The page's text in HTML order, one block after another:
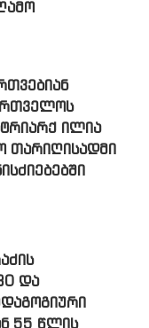
ᲘᲚᲘᲐ
ᲗᲐᲠᲘᲦᲘᲡᲐᲓᲛᲘ
ᲓᲐ
55 ᲬᲚᲘᲡ